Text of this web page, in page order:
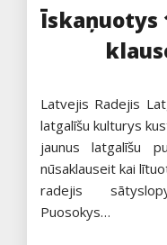
Īskaņuotys
Latvejis Radejis
latgalīšu kulturys
jaunus latgalīšu
nūsaklauseit kai
radejis
Puosokys…